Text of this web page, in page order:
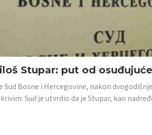
Stupar: put od
Sud Bosne i Hercegovine, nakon
Sud je utvrdio da je Stupar, kao